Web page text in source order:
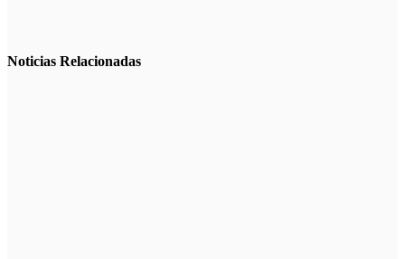
Noticias Relacionadas